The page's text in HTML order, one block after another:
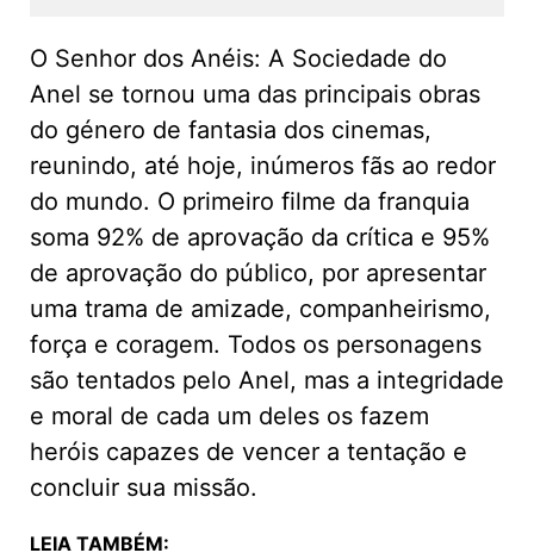
O Senhor dos Anéis: A Sociedade do
Anel se tornou uma das principais obras
do género de fantasia dos cinemas,
reunindo, até hoje, inúmeros fãs ao redor
do mundo. O primeiro filme da franquia
soma 92% de aprovação da crítica e 95%
de aprovação do público, por apresentar
uma trama de amizade, companheirismo,
força e coragem. Todos os personagens
são tentados pelo Anel, mas a integridade
e moral de cada um deles os fazem
heróis capazes de vencer a tentação e
concluir sua missão.
LEIA TAMBÉM: